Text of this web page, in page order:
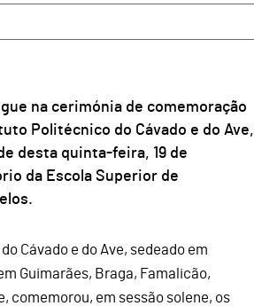
na cerimónia de comemoração
Politécnico do Cávado e do Ave,
desta quinta-feira, 19 de
da Escola Superior de
Cávado e do Ave, sedeado em
Guimarães, Braga, Famalicão,
comemorou, em sessão solene, os